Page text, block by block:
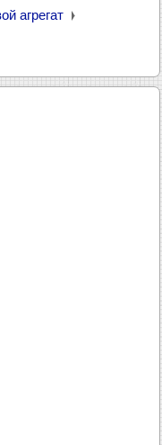
агрегат